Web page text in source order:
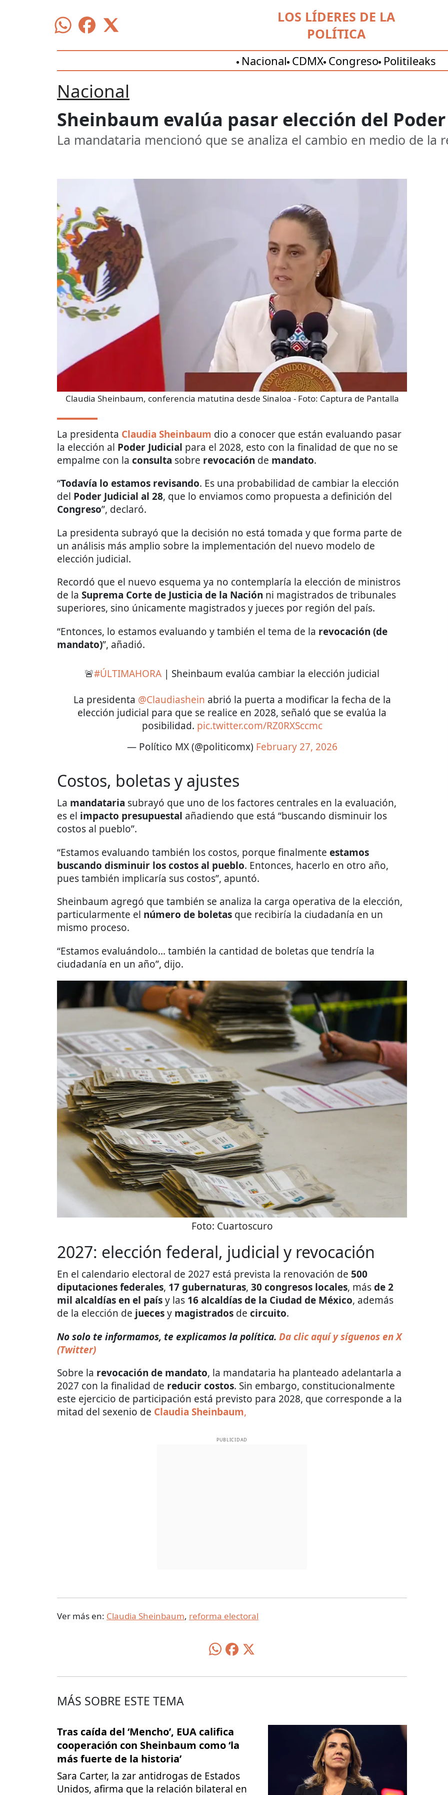
LOS LÍDERES DE LA
POLÍTICA
Nacional CDMX Congreso Politileaks
Nacional
Sheinbaum evalúa pasar elección del
La mandataria mencionó que se analiza el cambio en medio de la
Claudia Sheinbaum, conferencia matutina desde Sinaloa - Foto: Captura de Pantalla
La presidenta Claudia Sheinbaum dio a conocer que están evaluando pasar
la elección al Poder Judicial para el 2028, esto con la finalidad de que no se
empalme con la consulta sobre revocación de mandato.
“Todavía lo estamos revisando. Es una probabilidad de cambiar la elección
del Poder Judicial al 28, que lo enviamos como propuesta a definición del
Congreso”, declaró.
La presidenta subrayó que la decisión no está tomada y que forma parte de
un análisis más amplio sobre la implementación del nuevo modelo de
elección judicial.
Recordó que el nuevo esquema ya no contemplaría la elección de ministros
de la Suprema Corte de Justicia de la Nación ni magistrados de tribunales
superiores, sino únicamente magistrados y jueces por región del país.
“Entonces, lo estamos evaluando y también el tema de la revocación (de
mandato)”, añadió.
🚨#ÚLTIMAHORA | Sheinbaum evalúa cambiar la elección judicial
La presidenta @Claudiashein abrió la puerta a modificar la fecha de la
elección judicial para que se realice en 2028, señaló que se evalúa la
posibilidad. pic.twitter.com/RZ0RXSccmc
— Político MX (@politicomx) February 27, 2026
Costos, boletas y ajustes
La mandataria subrayó que uno de los factores centrales en la evaluación,
es el impacto presupuestal añadiendo que está “buscando disminuir los
costos al pueblo”.
“Estamos evaluando también los costos, porque finalmente estamos
buscando disminuir los costos al pueblo. Entonces, hacerlo en otro año,
pues también implicaría sus costos”, apuntó.
Sheinbaum agregó que también se analiza la carga operativa de la elección,
particularmente el número de boletas que recibiría la ciudadanía en un
mismo proceso.
“Estamos evaluándolo... también la cantidad de boletas que tendría la
ciudadanía en un año”, dijo.
Foto: Cuartoscuro
2027: elección federal, judicial y revocación
En el calendario electoral de 2027 está prevista la renovación de 500
diputaciones federales, 17 gubernaturas, 30 congresos locales, másde 2
mil alcaldías en el paísy las 16 alcaldías de la Ciudad de México, además
de la elección de juecesy magistrados de circuito.
No solo te informamos, te explicamos la política. Da clic aquí y síguenos en X
(Twitter)
Sobre la revocación de mandato, la mandataria ha planteado adelantarla a
2027 con la finalidad de reducir costos. Sin embargo, constitucionalmente
este ejercicio de participación está previsto para 2028, que corresponde a la
mitad del sexenio de Claudia Sheinbaum,
PUBLICIDAD
Ver más en: Claudia Sheinbaum, reforma electoral
MÁS SOBRE ESTE TEMA
Tras caída del ‘Mencho’, EUA califica
cooperación con Sheinbaum como ‘la
más fuerte de la historia’
Sara Carter, la zar antidrogas de Estados
Unidos, afirma que la relación bilateral en